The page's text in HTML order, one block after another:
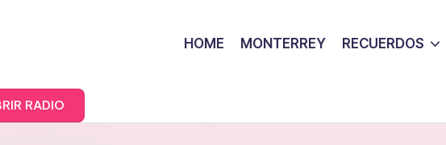
HOME MONTERREY RECUERDOS
RADIO